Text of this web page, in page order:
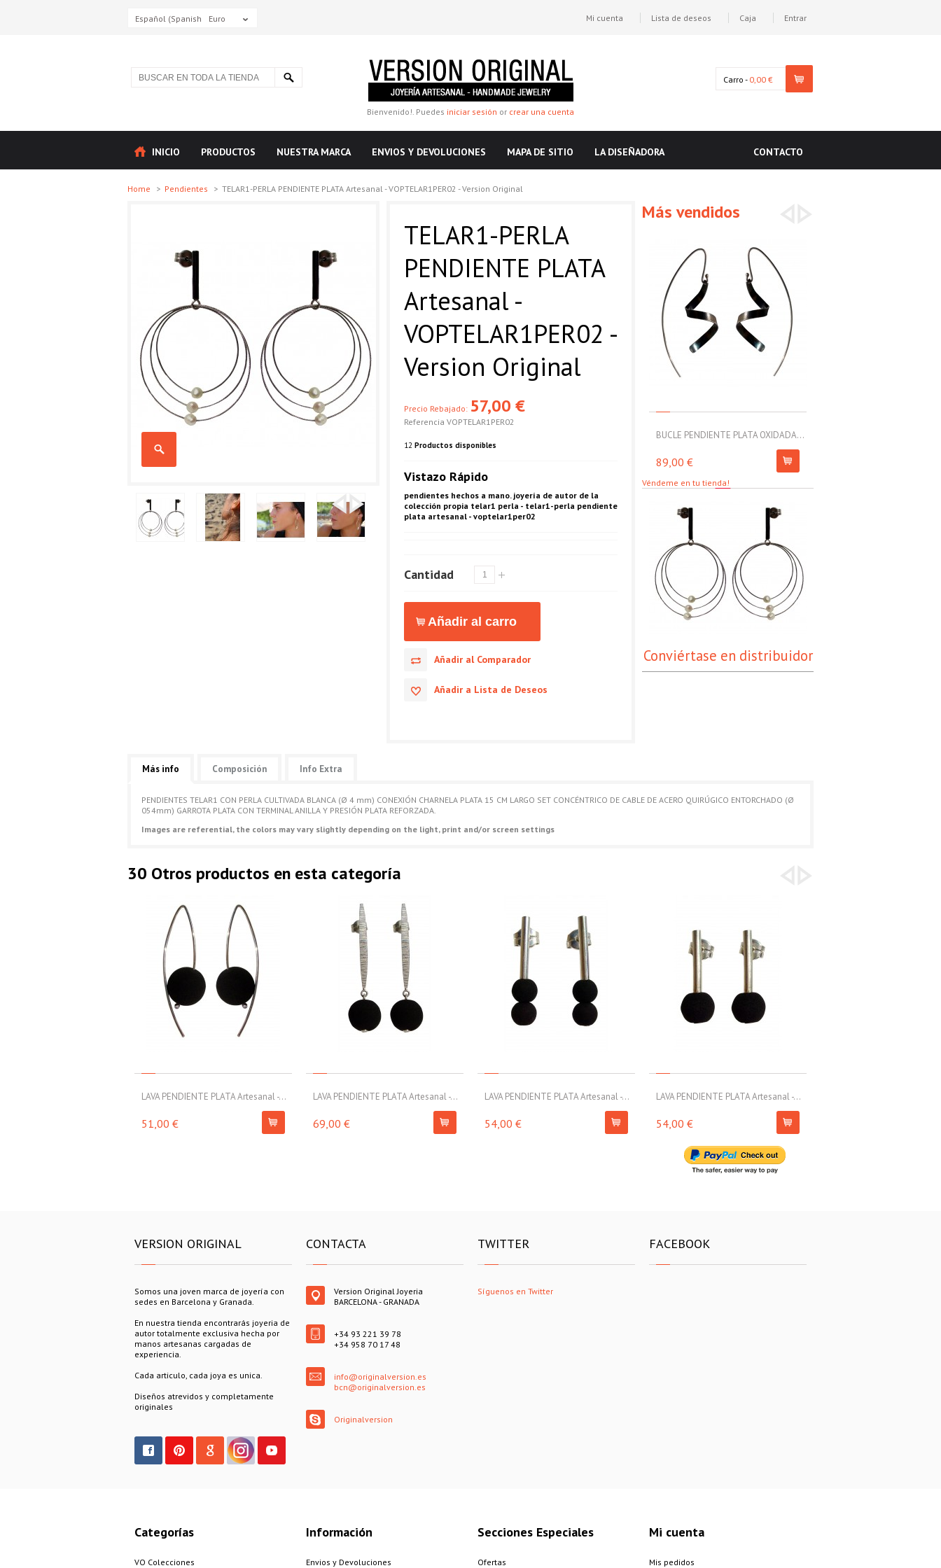
Español (Spanish) Euro Mi cuenta Lista de deseos Caja Entrar
Bienvenido!. Puedes iniciar sesión or crear una cuenta
Carro - 0,00 €
INICIO PRODUCTOS NUESTRA MARCA ENVIOS Y DEVOLUCIONES MAPA DE SITIO LA DISEÑADORA CONTACTO
Home > Pendientes > TELAR1-PERLA PENDIENTE PLATA Artesanal - VOPTELAR1PER02 - Version Original
TELAR1-PERLA
PENDIENTE PLATA
Artesanal -
VOPTELAR1PER02 -
Version Original
Precio Rebajado: 57,00 €
Referencia VOPTELAR1PER02
12 Productos disponibles
Vistazo Rápido
pendientes hechos a mano. joyería de autor de la
colección propia telar1 perla - telar1-perla pendiente
plata artesanal - voptelar1per02
Cantidad
Añadir al Comparador
Añadir a Lista de Deseos
Más vendidos
BUCLE PENDIENTE PLATA OXIDADA...
89,00 €
Véndeme en tu tienda!
Conviértase en distribuidor
Más info Composición Info Extra
PENDIENTES TELAR1 CON PERLA CULTIVADA BLANCA (Ø 4 mm) CONEXIÓN CHARNELA PLATA 15 CM LARGO SET CONCÉNTRICO DE CABLE DE ACERO QUIRÚGICO ENTORCHADO (Ø
054mm) GARROTA PLATA CON TERMINAL ANILLA Y PRESIÓN PLATA REFORZADA.
Images are referential, the colors may vary slightly depending on the light, print and/or screen settings
30 Otros productos en esta categoría
LAVA PENDIENTE PLATA Artesanal -...
51,00 €
LAVA PENDIENTE PLATA Artesanal -...
69,00 €
LAVA PENDIENTE PLATA Artesanal -...
54,00 €
LAVA PENDIENTE PLATA Artesanal -...
54,00 €
VERSION ORIGINAL
Somos una joven marca de joyería con
sedes en Barcelona y Granada.
En nuestra tienda encontrarás joyeria de
autor totalmente exclusiva hecha por
manos artesanas cargadas de
experiencia.
Cada articulo, cada joya es unica.
Diseños atrevidos y completamente
originales
CONTACTA
Version Original Joyeria
BARCELONA - GRANADA
+34 93 221 39 78
+34 958 70 17 48
info@originalversion.es
bcn@originalversion.es
Originalversion
TWITTER
Síguenos en Twitter
FACEBOOK
Categorías
VO Colecciones
Información
Envios y Devoluciones
Secciones Especiales
Ofertas
Mi cuenta
Mis pedidos